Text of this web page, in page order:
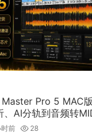
览素材
藏夹
速找到任何镜头
线中查找重复媒体
索方面的应用
Pro 5 MAC
、AI分轨到音频转
音乐工具
前 28